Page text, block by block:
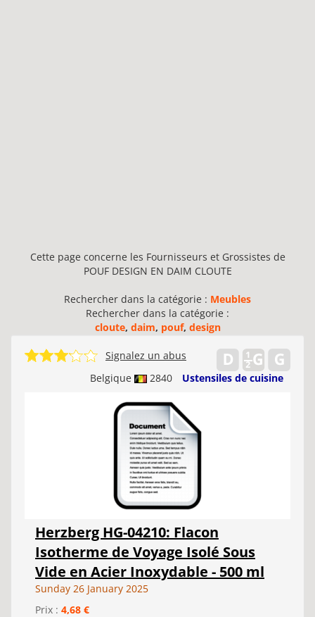
Cette page concerne les Fournisseurs et Grossistes de
POUF DESIGN EN DAIM CLOUTE
Rechercher dans la catégorie : Meubles
Rechercher dans la catégorie :
cloute, daim, pouf, design
Belgique 2840 Ustensiles de cuisine
Signalez un abus
Herzberg HG-04210: Flacon
Isotherme de Voyage Isolé Sous
Vide en Acier Inoxydable - 500 ml
Sunday 26 January 2025
Prix : 4,68 €